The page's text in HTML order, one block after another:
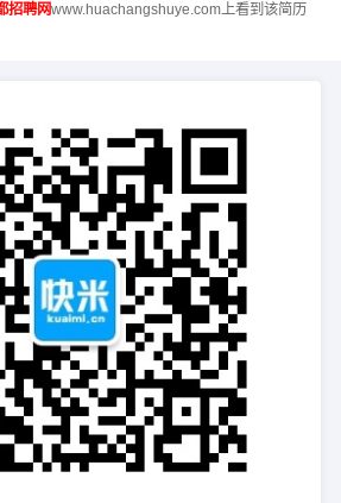
招聘网www.huachangshuye.com上看到该简历